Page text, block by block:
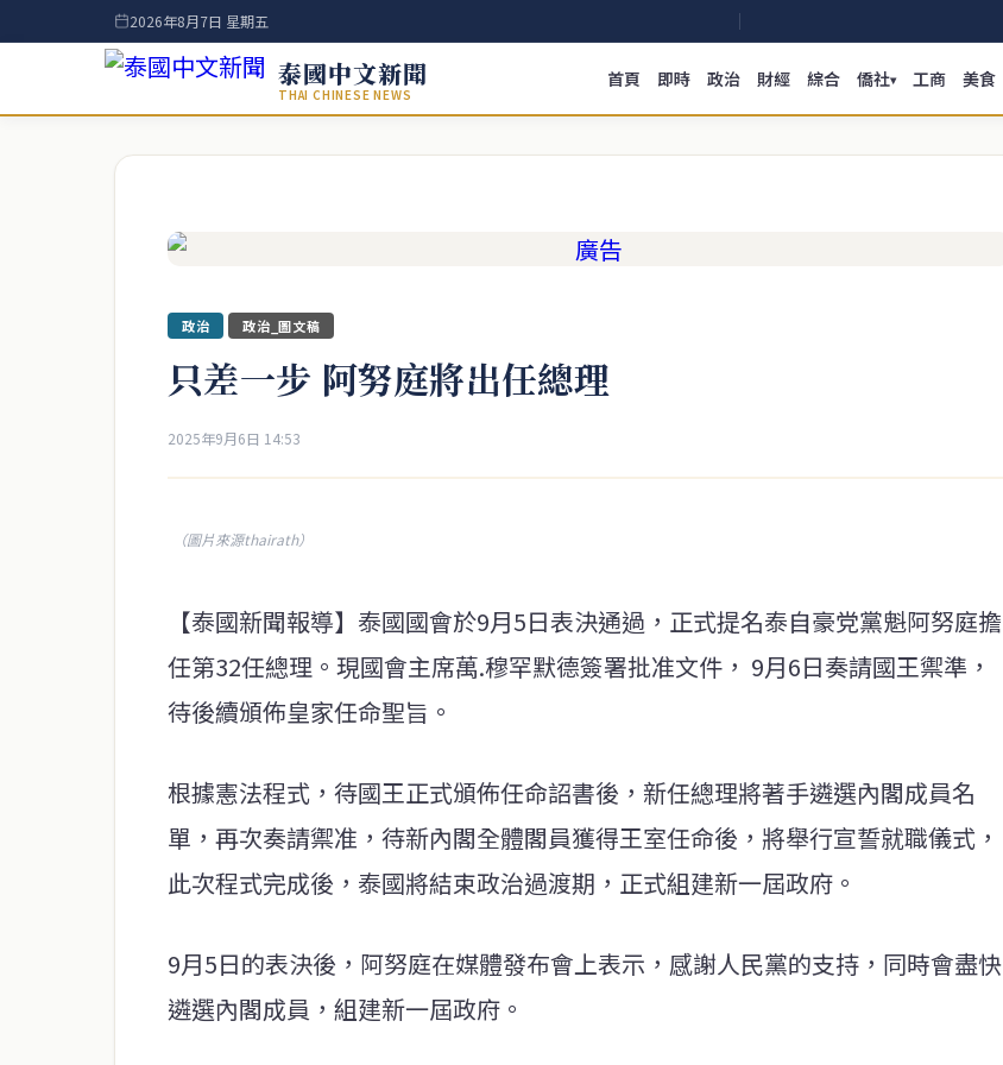
2026年8月7日 星期五
泰國中文新聞
THAI CHINESE NEWS
首頁 即時 政治 財經 綜合 僑社▾ 工商 美食
政治 政治_圖文稿
只差一步 阿努庭將出任總理
2025年9月6日 14:53
（圖片來源thairath）
【泰國新聞報導】泰國國會於9月5日表決通過，正式提名泰自豪党黨魁阿努庭擔
任第32任總理。現國會主席萬.穆罕默德簽署批准文件， 9月6日奏請國王禦準，
待後續頒佈皇家任命聖旨。
根據憲法程式，待國王正式頒佈任命詔書後，新任總理將著手遴選內閣成員名
單，再次奏請禦准，待新內閣全體閣員獲得王室任命後，將舉行宣誓就職儀式，
此次程式完成後，泰國將結束政治過渡期，正式組建新一屆政府。
9月5日的表決後，阿努庭在媒體發布會上表示，感謝人民黨的支持，同時會盡快
遴選內閣成員，組建新一屆政府。